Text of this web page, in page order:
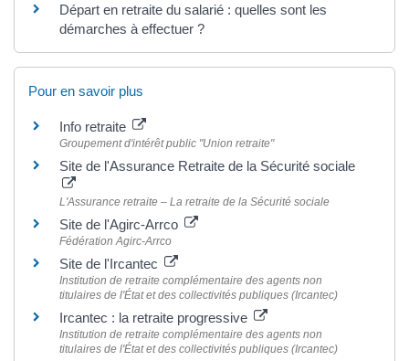
Départ en retraite du salarié : quelles sont les
démarches à effectuer ?
Pour en savoir plus
Info retraite
Groupement d'intérêt public "Union retraite"
Site de l'Assurance Retraite de la Sécurité sociale
L'Assurance retraite – La retraite de la Sécurité sociale
Site de l'Agirc-Arrco
Fédération Agirc-Arrco
Site de l'Ircantec
Institution de retraite complémentaire des agents non
titulaires de l'État et des collectivités publiques (Ircantec)
Ircantec : la retraite progressive
Institution de retraite complémentaire des agents non
titulaires de l'État et des collectivités publiques (Ircantec)